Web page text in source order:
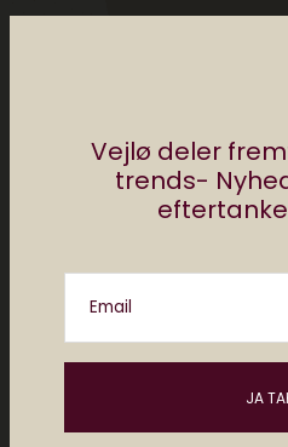
Vejlø deler
trends-
Email